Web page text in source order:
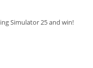
Simulator 25 and win!